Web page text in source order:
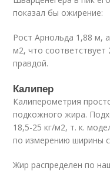
показал бы ожирение:
Рост Арнольда 1,88 м,
м2, что соответствует
правдой.
Калипер
Калиперометрия
подкожного жира.
18,5-25 кг/м2, т. к.
по измерению ширины
Жир распределен по